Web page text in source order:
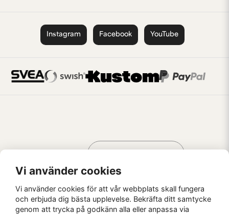
Instagram Facebook YouTube
Kaffebrus AB, Förskeppsgatan 2, 271 55 Ystad
AV KREATÖRER
Vi använder cookies
Vi använder cookies för att vår webbplats skall fungera
och erbjuda dig bästa upplevelse. Bekräfta ditt samtycke
genom att trycka på godkänn alla eller anpassa via